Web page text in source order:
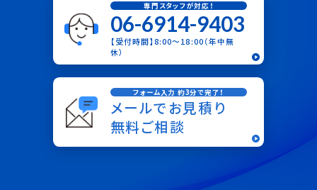
専門スタッフが対応！
06-6914-9403
【受付時間】8:00〜18:00（年中無
休）
フォーム入力 約3分で完了！
メールでお見積り
無料ご相談